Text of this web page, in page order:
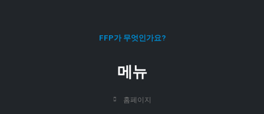
FFP가 무엇인가요?
메뉴
홈페이지